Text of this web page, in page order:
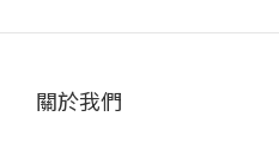
關於我們